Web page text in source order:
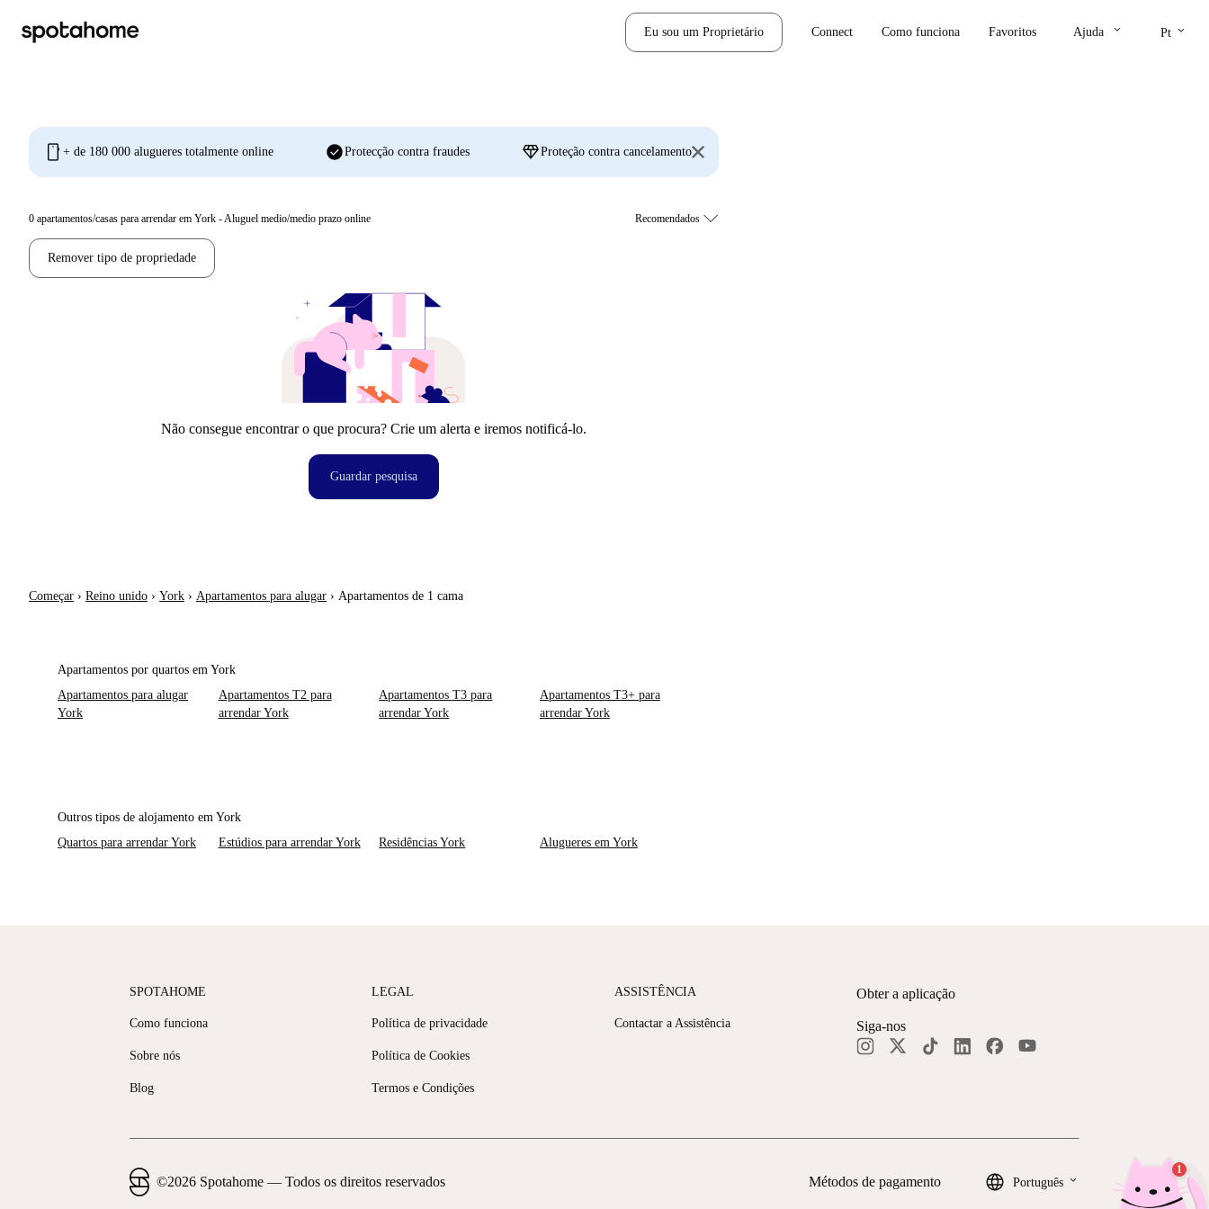
Eu sou um Proprietário Connect Como funciona Favoritos Ajuda keyboard_arrow_down Pt keyboard_arrow_down
mobile + de 180 000 alugueres totalmente online check_circleProtecção contra fraudes diamondProteção contra cancelamento
0 apartamentos/casas para arrendar em York - Aluguel medio/medio prazo online
Remover tipo de propriedade
Não consegue encontrar o que procura? Crie um alerta e iremos notificá-lo.
Guardar pesquisa
Começar › Reino unido › York › Apartamentos para alugar › Apartamentos de 1 cama
Apartamentos por quartos em York
Apartamentos para alugar
York
Apartamentos T2 para
arrendar York
Apartamentos T3 para
arrendar York
Apartamentos T3+ para
arrendar York
Outros tipos de alojamento em York
Quartos para arrendar York
Estúdios para arrendar York Residências York Alugueres em York
SPOTAHOME
Como funciona
Sobre nós
Blog
LEGAL
Política de privacidade
Política de Cookies
Termos e Condições
ASSISTÊNCIA
Contactar a Assistência
Obter a aplicação
Siga-nos
©2026 Spotahome — Todos os direitos reservados Métodos de pagamento Português keyboard_arrow_down